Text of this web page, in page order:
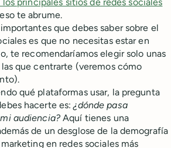
te abrume.
que debes saber sobre el
es que no necesitas estar en
te recomendaríamos elegir solo unas
que centrarte (veremos cómo
qué plataformas usar, la pregunta
hacerte es:¿dónde pasa
audiencia?Aquí tienes una
de un desglose de la demografía
en redes sociales más